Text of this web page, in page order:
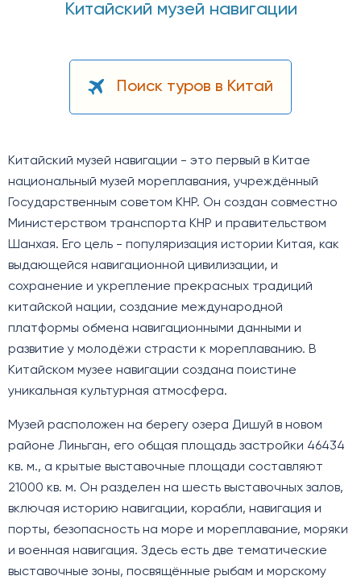
Китайский музей навигации
Поиск туров в Китай
Китайский музей навигации - это первый в Китае
национальный музей мореплавания, учреждённый
Государственным советом КНР. Он создан совместно
Министерством транспорта КНР и правительством
Шанхая. Его цель - популяризация истории Китая, как
выдающейся навигационной цивилизации, и
сохранение и укрепление прекрасных традиций
китайской нации, создание международной
платформы обмена навигационными данными и
развитие у молодёжи страсти к мореплаванию. В
Китайском музее навигации создана поистине
уникальная культурная атмосфера.
Музей расположен на берегу озера Дишуй в новом
районе Линьган, его общая площадь застройки 46434
кв. м., а крытые выставочные площади составляют
21000 кв. м. Он разделен на шесть выставочных залов,
включая историю навигации, корабли, навигация и
порты, безопасность на море и мореплавание, моряки
и военная навигация. Здесь есть две тематические
выставочные зоны, посвящённые рыбам и морскому